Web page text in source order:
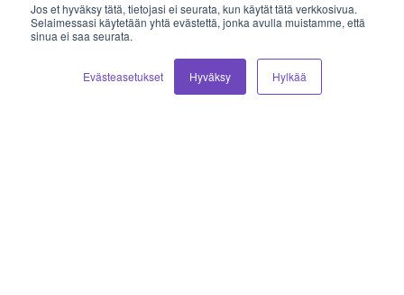
Jos et hyväksy tätä, tietojasi ei seurata, kun käytät tätä verkkosivua.
Selaimessasi käytetään yhtä evästettä, jonka avulla muistamme, että
sinua ei saa seurata.
Evästeasetukset Hyväksy Hylkää
laskutus@vilkas.fi